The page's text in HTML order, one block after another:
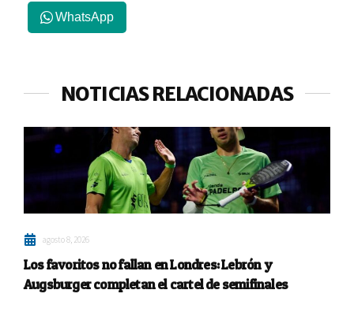
WhatsApp
NOTICIAS RELACIONADAS
agosto 8, 2026
Los favoritos no fallan en Londres: Lebrón y
Augsburger completan el cartel de semifinales